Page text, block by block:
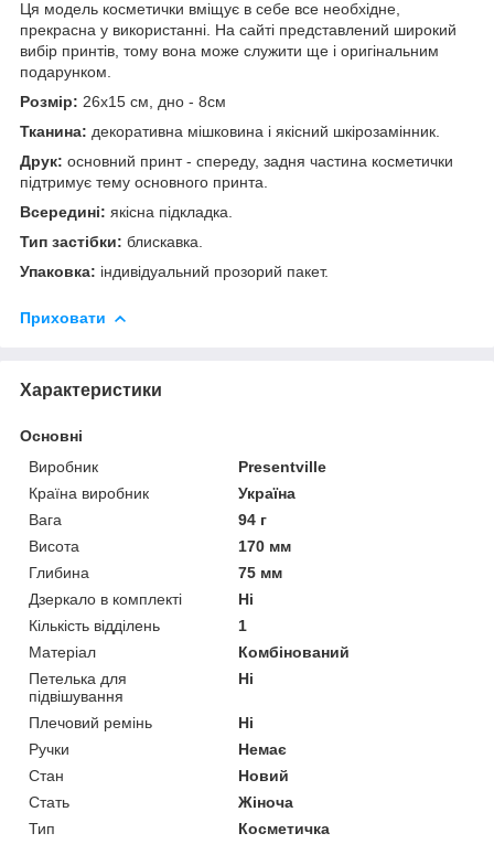
Ця модель косметички вміщує в себе все необхідне,
прекрасна у використанні. На сайті представлений широкий
вибір принтів, тому вона може служити ще і оригінальним
подарунком.
Розмір: 26х15 см, дно - 8см
Тканина: декоративна мішковина і якісний шкірозамінник.
Друк: основний принт - спереду, задня частина косметички
підтримує тему основного принта.
Всередині: якісна підкладка.
Тип застібки: блискавка.
Упаковка: індивідуальний прозорий пакет.
Приховати
Характеристики
Основні
Виробник
Presentville
Країна виробник
Україна
Вага
94 г
Висота
170 мм
Глибина
75 мм
Дзеркало в комплекті
Ні
Кількість відділень
1
Матеріал
Комбінований
Петелька для
підвішування
Ні
Плечовий ремінь
Ні
Ручки
Немає
Стан
Новий
Стать
Жіноча
Тип
Косметичка